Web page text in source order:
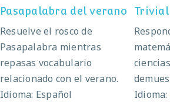
Pasapalabra del verano
Resuelve el rosco de
Pasapalabra mientras
repasas vocabulario
relacionado con el verano.
Idioma: Español
Idioma: